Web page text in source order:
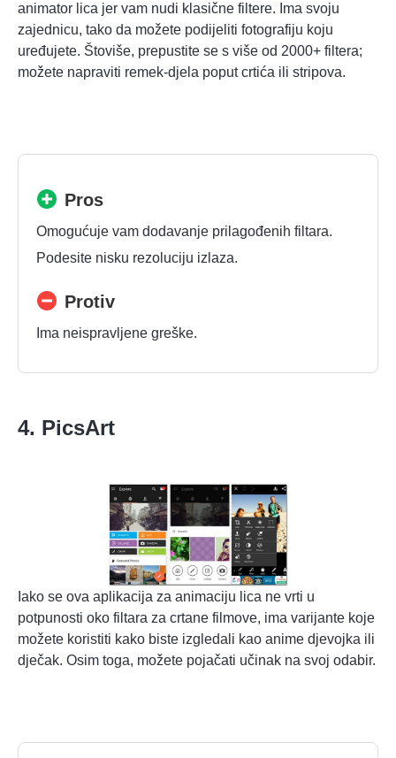
animator lica jer vam nudi klasične filtere. Ima svoju
zajednicu, tako da možete podijeliti fotografiju koju
uređujete. Štoviše, prepustite se s više od 2000+ filtera;
možete napraviti remek-djela poput crtića ili stripova.
Pros
Omogućuje vam dodavanje prilagođenih filtara.
Podesite nisku rezoluciju izlaza.
Protiv
Ima neispravljene greške.
4. PicsArt
Iako se ova aplikacija za animaciju lica ne vrti u
potpunosti oko filtara za crtane filmove, ima varijante koje
možete koristiti kako biste izgledali kao anime djevojka ili
dječak. Osim toga, možete pojačati učinak na svoj odabir.